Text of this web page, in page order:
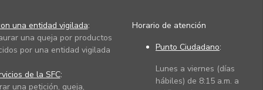
una entidad vigilada:
una queja por productos
por una entidad vigilada
de la SFC:
una petición, queja,
Horario de atención
Punto Ciudadano:
Lunes a viernes (días
hábiles) de 8:15 a.m. a